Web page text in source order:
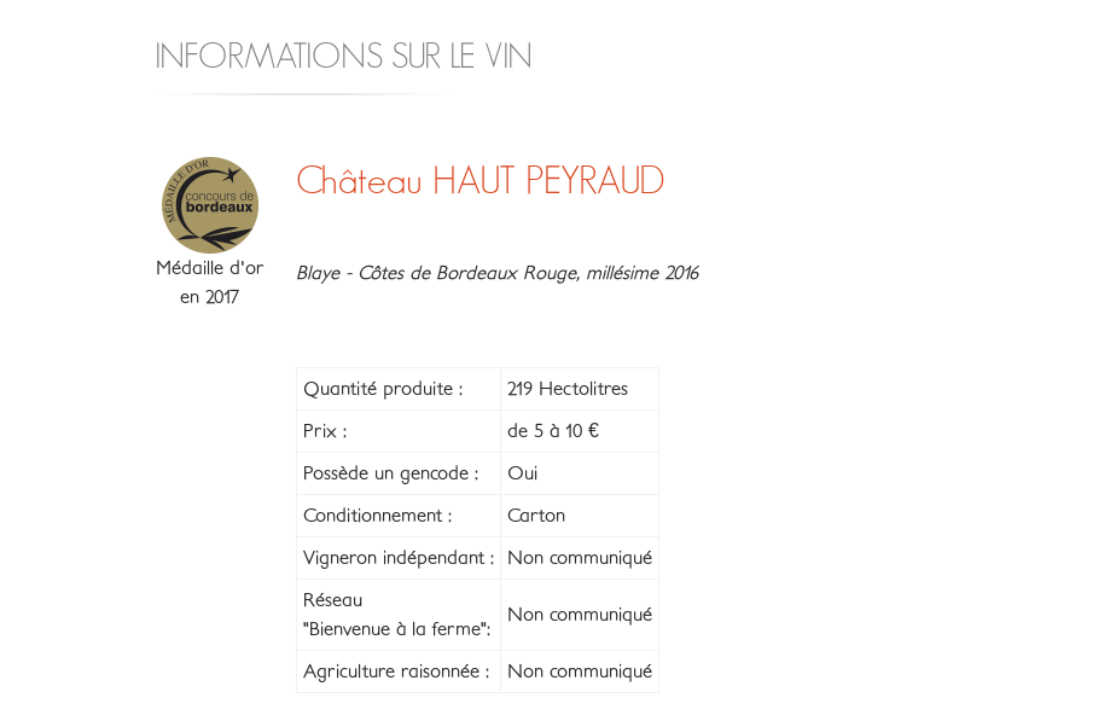
INFORMATIONS SUR LE VIN
Médaille d'or
en 2017
Château HAUT PEYRAUD
Blaye - Côtes de Bordeaux Rouge, millésime 2016
Quantité produite : 219 Hectolitres
Prix : de 5 à 10 €
Possède un gencode : Oui
Conditionnement : Carton
Vigneron indépendant : Non communiqué
Réseau
"Bienvenue à la ferme":
Non communiqué
Agriculture raisonnée : Non communiqué